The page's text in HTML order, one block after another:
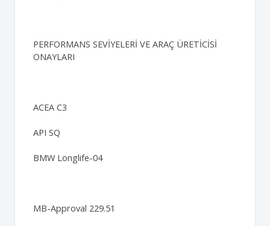
PERFORMANS SEVİYELERİ VE ARAÇ ÜRETİCİSİ
ONAYLARI
ACEA C3
API SQ
BMW Longlife-04
MB-Approval 229.51